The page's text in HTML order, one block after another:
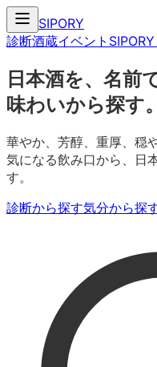
SIPORY
診断酒蔵イベント
日本酒を、名前
味わいから探す。
華やか、芳醇、重厚、穏
気になる飲み口から、日
す。
診断から探す気分から探